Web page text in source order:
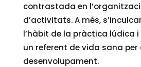
contrastada en
d’activitats. A més,
l’hàbit de la pràctica lúdica
un referent de vida sana per
desenvolupament.